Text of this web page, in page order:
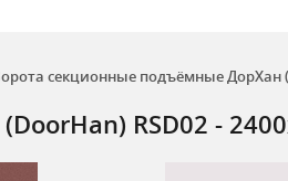
секционные подъёмные ДорХан
RSD02 -